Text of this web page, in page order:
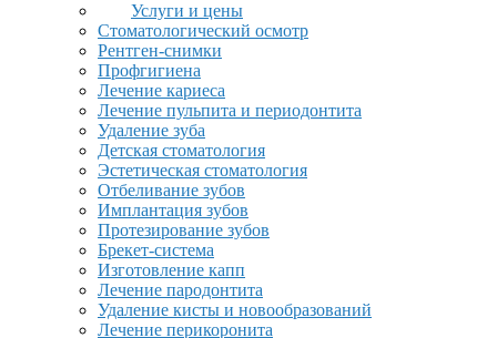
Услуги и цены
Стоматологический осмотр
Рентген-снимки
Профгигиена
Лечение кариеса
Лечение пульпита и периодонтита
Удаление зуба
Детская стоматология
Эстетическая стоматология
Отбеливание зубов
Имплантация зубов
Протезирование зубов
Брекет-система
Изготовление капп
Лечение пародонтита
Удаление кисты и новообразований
Лечение перикоронита